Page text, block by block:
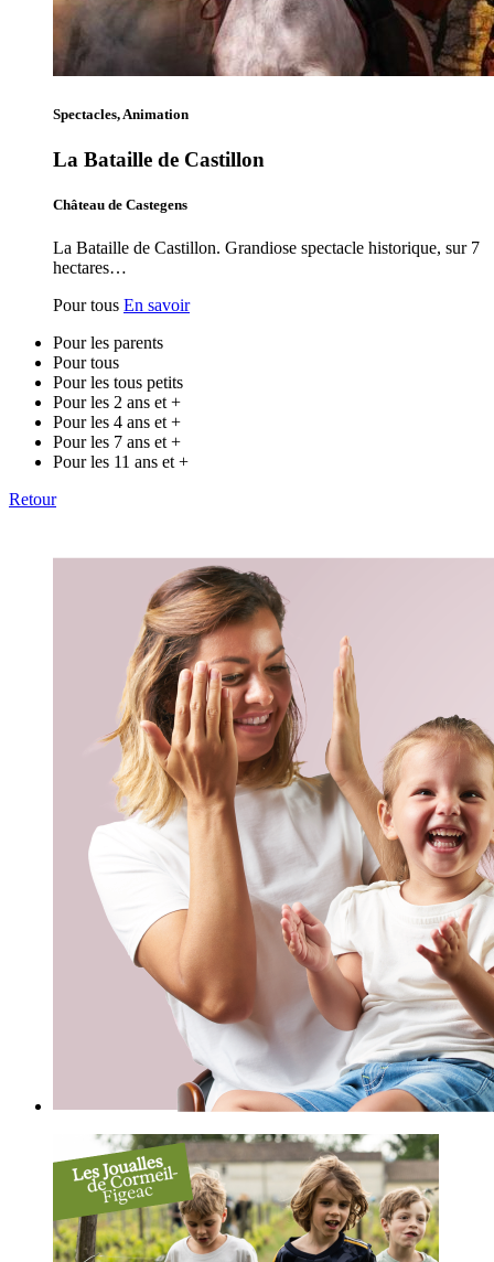
Spectacles, Animation
La Bataille de Castillon
Château de Castegens
La Bataille de Castillon. Grandiose spectacle historique, sur 7
hectares…
Pour tous En savoir
Pour les parents
Pour tous
Pour les tous petits
Pour les 2 ans et +
Pour les 4 ans et +
Pour les 7 ans et +
Pour les 11 ans et +
Retour